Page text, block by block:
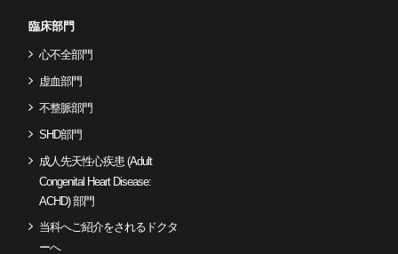
臨床部門
心不全部門
虚血部門
不整脈部門
SHD部門
成人先天性心疾患 (Adult
Congenital Heart Disease:
ACHD) 部門
当科へご紹介をされるドクタ
ーへ